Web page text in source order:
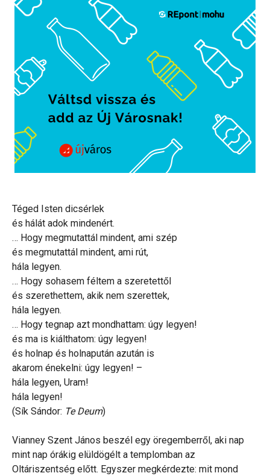
Téged Isten dicsérlek
és hálát adok mindenért.
… Hogy megmutattál mindent, ami szép
és megmutattál mindent, ami rút,
hála legyen.
… Hogy sohasem féltem a szeretettől
és szerethettem, akik nem szerettek,
hála legyen.
… Hogy tegnap azt mondhattam: úgy legyen!
és ma is kiálthatom: úgy legyen!
és holnap és holnapután azután is
akarom énekelni: úgy legyen! –
hála legyen, Uram!
hála legyen!
(Sík Sándor: Te Deum)
Vianney Szent János beszél egy öregemberről, aki nap
mint nap órákig elüldögélt a templomban az
Oltáriszentség előtt. Egyszer megkérdezte: mit mond